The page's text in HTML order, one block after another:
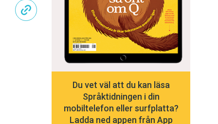
Du vet väl att du kan läsa
Språktidningen i din
mobiltelefon eller surfplatta?
Ladda ned appen från App